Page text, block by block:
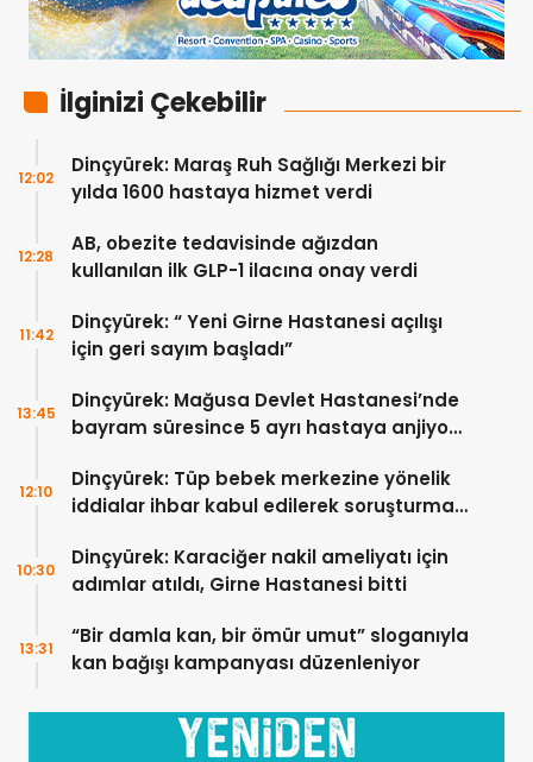
İlginizi Çekebilir
Dinçyürek: Maraş Ruh Sağlığı Merkezi bir
yılda 1600 hastaya hizmet verdi
12:02
AB, obezite tedavisinde ağızdan
kullanılan ilk GLP-1 ilacına onay verdi
12:28
Dinçyürek: “ Yeni Girne Hastanesi açılışı
için geri sayım başladı”
11:42
Dinçyürek: Mağusa Devlet Hastanesi’nde
bayram süresince 5 ayrı hastaya anjiyo
13:45
Dinçyürek: Tüp bebek merkezine yönelik
iddialar ihbar kabul edilerek soruşturma
12:10
Dinçyürek: Karaciğer nakil ameliyatı için
adımlar atıldı, Girne Hastanesi bitti
10:30
“Bir damla kan, bir ömür umut” sloganıyla
kan bağışı kampanyası düzenleniyor
13:31